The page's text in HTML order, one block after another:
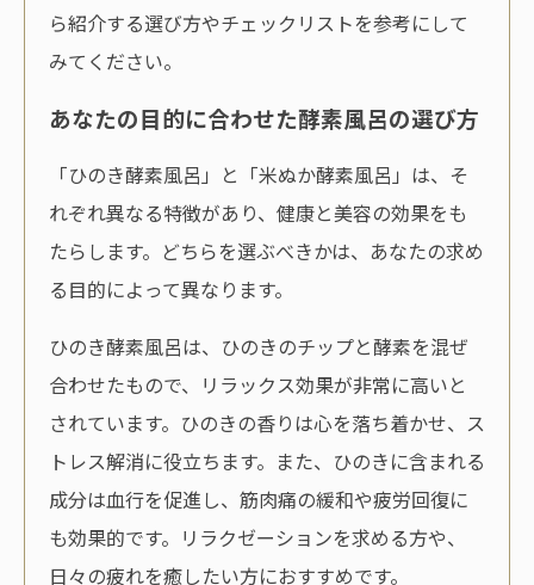
ら紹介する選び方やチェックリストを参考にして
みてください。
あなたの目的に合わせた酵素風呂の選び方
「ひのき酵素風呂」と「米ぬか酵素風呂」は、そ
れぞれ異なる特徴があり、健康と美容の効果をも
たらします。どちらを選ぶべきかは、あなたの求め
る目的によって異なります。
ひのき酵素風呂は、ひのきのチップと酵素を混ぜ
合わせたもので、リラックス効果が非常に高いと
されています。ひのきの香りは心を落ち着かせ、ス
トレス解消に役立ちます。また、ひのきに含まれる
成分は血行を促進し、筋肉痛の緩和や疲労回復に
も効果的です。リラクゼーションを求める方や、
日々の疲れを癒したい方におすすめです。